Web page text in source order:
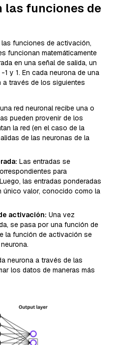
las funciones de
funciones de activación,
funcionan matemáticamente
en una señal de salida, un
y 1. En cada neurona de una
través de los siguientes
red neuronal recibe una o
pueden provenir de los
la red (en el caso de la
de las neuronas de la
Las entradas se
para
las entradas ponderadas
único valor, conocido como la
activación: Una vez
se pasa por una función de
la función de activación se
neurona a través de las
los datos de maneras más